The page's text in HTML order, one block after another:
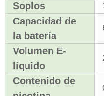
Soplos
Capacidad de
la batería
Volumen E-
líquido
Contenido de